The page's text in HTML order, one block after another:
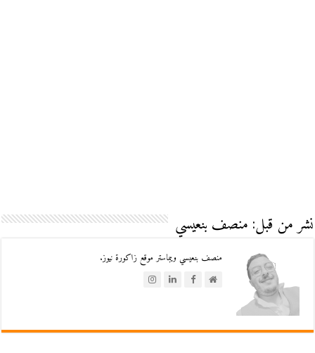
نشر من قبل: منصف بنعيسي
منصف بنعيسي ويبماستر موقع زاكورة نيوز.